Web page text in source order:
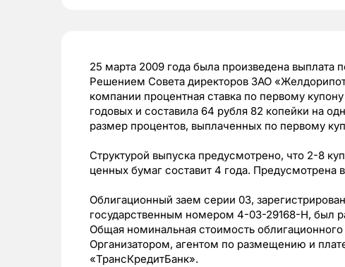
25 марта 2009 года была произведена выплата
Решением Совета директоров ЗАО
компании процентная ставка по первому
годовых и составила 64 рубля 82 копейки на
размер процентов, выплаченных по первому
Структурой выпуска предусмотрено, что 2-8
ценных бумаг составит 4 года. Предусмотрена
Облигационный заем серии 03,
государственным номером 4-03-29168-Н, был
Общая номинальная стоимость
Организатором, агентом по размещению и
«ТрансКредитБанк».